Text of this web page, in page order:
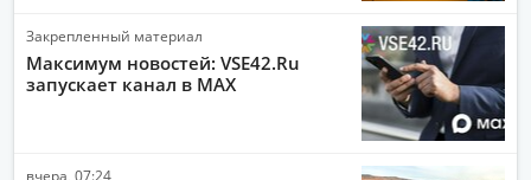
ОБЩЕСТВО
ПОЛИТИКА
Закрепленный материал
Максимум новостей: VSE42.Ru
запускает канал в MAX
вчера, 07:24